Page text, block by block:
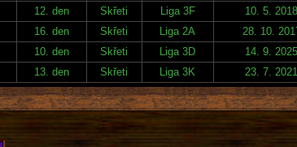
12. den Skřeti Liga 3F
10. 5. 2018
16. den Skřeti Liga 2A 28. 10.
10. den Skřeti Liga 3D 14. 9. 2025
13. den Skřeti Liga 3K 23. 7. 2021